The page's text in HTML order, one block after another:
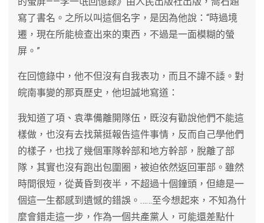
寫了書名。之所以叫這個名字，是因為他說：“時過境
遷，現在所能檢查出來的東西，不過是一面模糊的螢
屏。”
在回憶錄中，他不但沒有自我表功，而且不諱不諉。對
皖南事變的那頁歷史，他坦誠地寫道：
我知道了項、袁準備離開隊伍，既沒有勸說他們不能這
樣做，也沒有去找葉挺報告這件事情，反而自己學他們
的樣子，也找了幾個軍隊幹部和地方幹部，脫離了部
隊，其實也沒有跑出包圍圈，被迫依然返回軍部。雖然
時間很短，從黃昏到夜半，不超過十個鐘頭，但總是一
個這一生都感到遺憾的錯誤。……至今想起來，不知為什
麼會錯走這一步，作為一個共產黨人，可能還差點什